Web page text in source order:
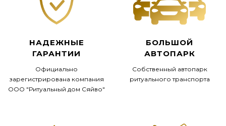
НАДЕЖНЫЕ
ГАРАНТИИ
Официально
зарегистрирована компания
ООО "Ритуальный дом Сяйво"
БОЛЬШОЙ
АВТОПАРК
Собственный автопарк
ритуального транспорта